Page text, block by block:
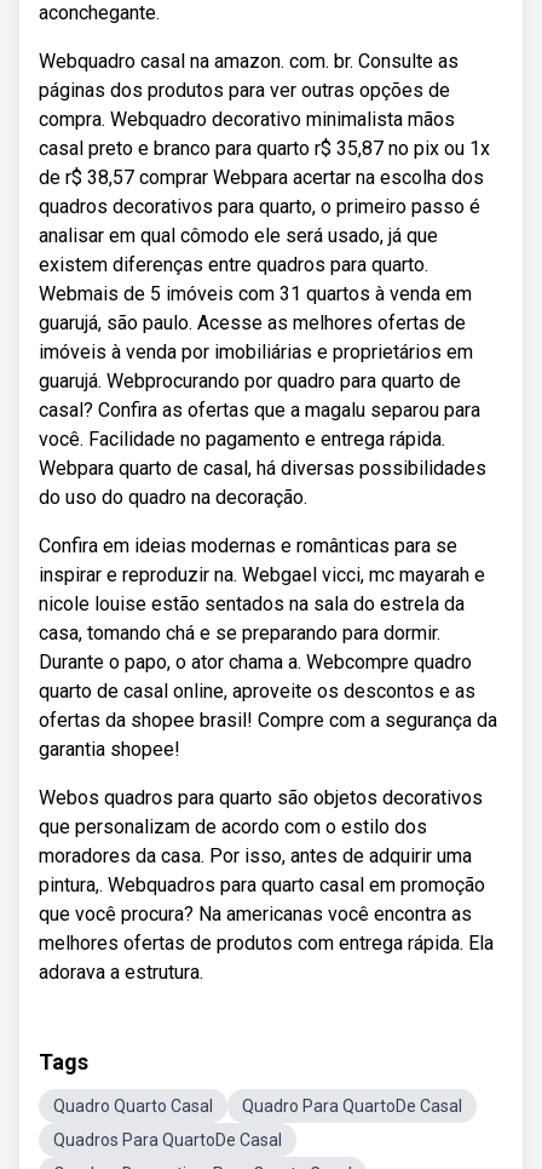
aconchegante.
Webquadro casal na amazon. com. br. Consulte as
páginas dos produtos para ver outras opções de
compra. Webquadro decorativo minimalista mãos
casal preto e branco para quarto r$ 35,87 no pix ou 1x
de r$ 38,57 comprar Webpara acertar na escolha dos
quadros decorativos para quarto, o primeiro passo é
analisar em qual cômodo ele será usado, já que
existem diferenças entre quadros para quarto.
Webmais de 5 imóveis com 31 quartos à venda em
guarujá, são paulo. Acesse as melhores ofertas de
imóveis à venda por imobiliárias e proprietários em
guarujá. Webprocurando por quadro para quarto de
casal? Confira as ofertas que a magalu separou para
você. Facilidade no pagamento e entrega rápida.
Webpara quarto de casal, há diversas possibilidades
do uso do quadro na decoração.
Confira em ideias modernas e românticas para se
inspirar e reproduzir na. Webgael vicci, mc mayarah e
nicole louise estão sentados na sala do estrela da
casa, tomando chá e se preparando para dormir.
Durante o papo, o ator chama a. Webcompre quadro
quarto de casal online, aproveite os descontos e as
ofertas da shopee brasil! Compre com a segurança da
garantia shopee!
Webos quadros para quarto são objetos decorativos
que personalizam de acordo com o estilo dos
moradores da casa. Por isso, antes de adquirir uma
pintura,. Webquadros para quarto casal em promoção
que você procura? Na americanas você encontra as
melhores ofertas de produtos com entrega rápida. Ela
adorava a estrutura.
Tags
Quadro Quarto Casal
Quadro Para QuartoDe Casal
Quadros Para QuartoDe Casal